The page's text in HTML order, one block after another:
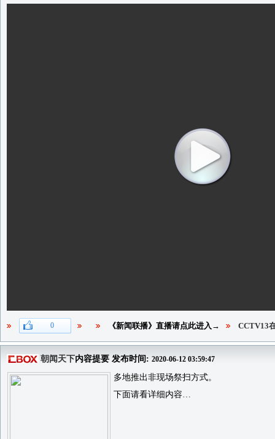
0 《新闻联播》直播请点此进入→ CCTV13
朝闻天下内容提要 发布时间: 2020-06-12 03:59:47
多地推出非现场祭扫方式。
下面请看详细内容…